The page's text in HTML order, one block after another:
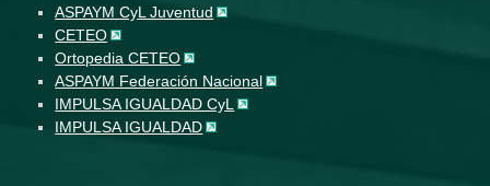
ASPAYM CyL Juventud
CETEO
Ortopedia CETEO
ASPAYM Federación Nacional
IMPULSA IGUALDAD CyL
IMPULSA IGUALDAD